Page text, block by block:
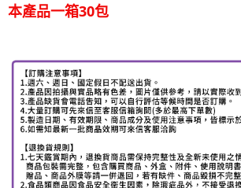
本產品一箱30包